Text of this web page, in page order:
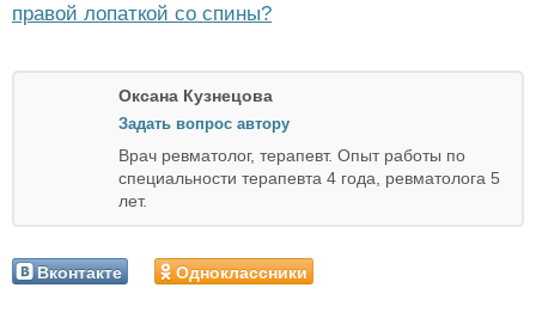
правой лопаткой со спины?
Оксана Кузнецова
Задать вопрос автору
Врач ревматолог, терапевт. Опыт работы по
специальности терапевта 4 года, ревматолога 5
лет.
Вконтакте Одноклассники